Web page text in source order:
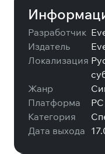
Разработчик
Издатель
Локализация
Жанр
Платформа
PC
Категория
Дата выхода